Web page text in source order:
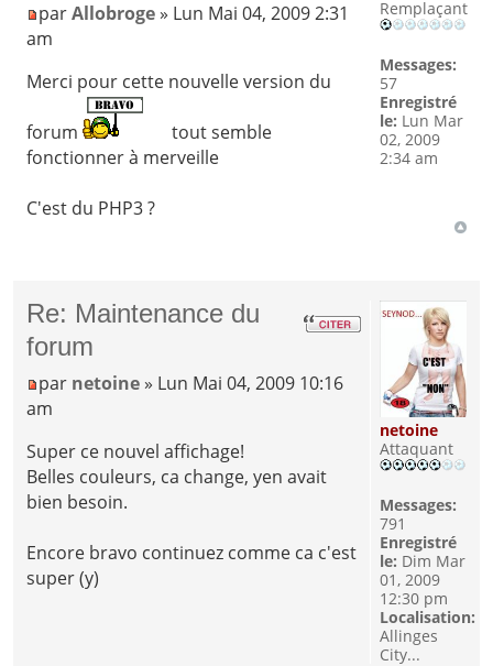
parAllobroge» Lun Mai 04, 2009 2:31
am
Merci pour cette nouvelle version du
forum
tout semble
fonctionner à merveille
C'est du PHP3 ?
Remplaçant
Messages:
57
Enregistré
le: Lun Mar
02, 2009
2:34 am
Re: Maintenance du
forum
par netoine » Lun Mai 04, 2009 10:16
am
Super ce nouvel affichage!
Belles couleurs, ca change, yen avait
bien besoin.
Encore bravo continuez comme ca c'est
super (y)
netoine
Attaquant
Messages:
791
Enregistré
le: Dim Mar
01, 2009
12:30 pm
Localisation:
Allinges
City...